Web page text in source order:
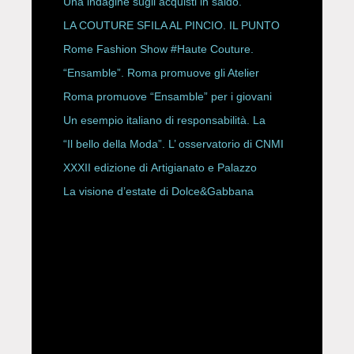
LA COUTURE SFILA AL PINCIO. IL PUNTO
CON ALESSANDRO ONORATO E
ROBERTA ANGELILLI
Rome Fashion Show #Haute Couture.
“Ensamble”. Roma promuove gli Atelier
Storici
Roma promuove “Ensamble” per i giovani
Un esempio italiano di responsabilità. La
Rete Slow Fiber
“Il bello della Moda”. L’ osservatorio di CNMI
XXXII edizione di Artigianato e Palazzo
La visione d’estate di Dolce&Gabbana